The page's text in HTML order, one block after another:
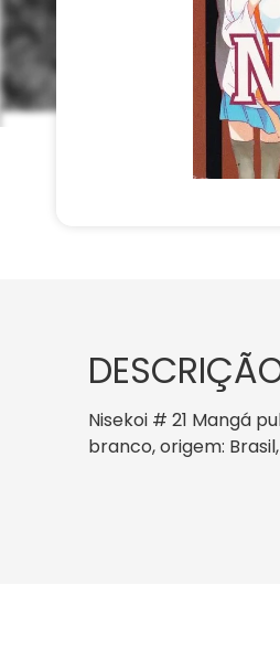
Nisekoi # 21 Mangá
branco, origem: